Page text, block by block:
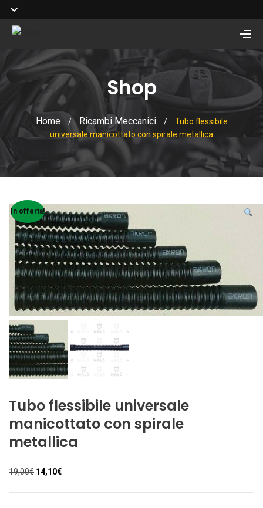
Shop
Home / Ricambi Meccanici /
Tubo flessibile
universale manicottato con spirale metallica
In offerta!
Tubo flessibile universale
manicottato con spirale
metallica
19,00€ Il
originale
14,10€Il
attuale